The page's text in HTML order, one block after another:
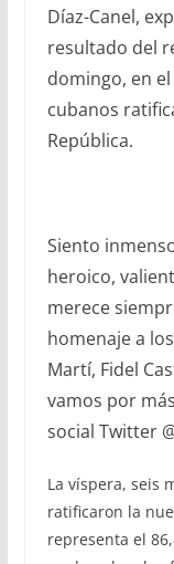
Díaz-Canel,
resultado del
domingo, en
cubanos
República.
Siento
heroico,
merece
homenaje a
Martí, Fidel
vamos por
social Twitter
La víspera, seis
ratificaron la
representa el